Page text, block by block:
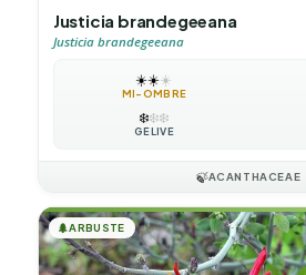
Justicia brandegeeana
Justicia brandegeeana
☀️☀️☀️
MI-OMBRE
❄️❄️❄️
GÉLIVE
🍃ACANTHACEAE
🌲ARBUSTE